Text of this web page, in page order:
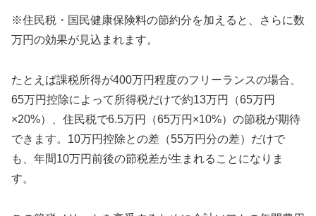
※住民税・国民健康保険料の節約分を加えると、さらに数
万円の効果が見込まれます。
たとえば課税所得が400万円程度のフリーランスの場合、
65万円控除によって所得税だけで約13万円（65万円
×20%）、住民税で6.5万円（65万円×10%）の節税が期待
できます。10万円控除との差（55万円分の差）だけで
も、年間10万円前後の節税差が生まれることになりま
す。